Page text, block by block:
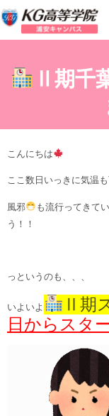
Ⅱ期千
こんにちは
ここ数日いっきに気温
風邪
も流行ってきて
う！！
っというのも、、、
いよいよ Ⅱ期
日からスタ